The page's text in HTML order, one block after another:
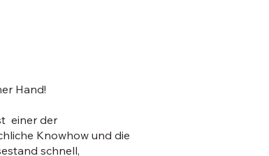
Hand!
einer der
Knowhow und die
schnell,